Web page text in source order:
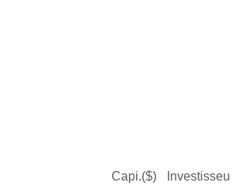
Capi.($) Investisseur